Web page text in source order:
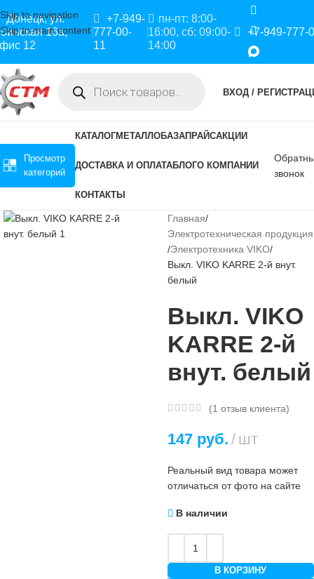
Skip to navigation
Skip to main content
Донецк, ул.
16а,
12
+7-949-
777-00-
11
пн-пт: 8:00-
16:00, сб: 09:00-
14:00
+7-949-777-
ВХОД /
Просмотр
категорий
КАТАЛОГМЕТАЛЛОБАЗАПРАЙСАКЦИИ
ДОСТАВКА И ОПЛАТАБЛОГО КОМПАНИИ
КОНТАКТЫ
звонок
Главная
Электротехническая продукция
Электротехника VIKO
Выкл. VIKO KARRE 2-й внут.
белый
Выкл. VIKO
KARRE 2-й
внут. белый
(1 отзыв клиента)
147руб. шт
Реальный вид товара может
отличаться от фото на сайте
В наличии
В КОРЗИНУ